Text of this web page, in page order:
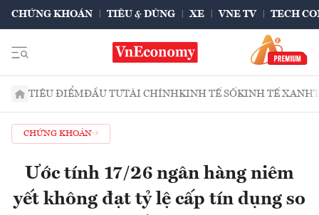
CHỨNG KHOÁN TIÊU & DÙNG XE VNE TV TECH
TIÊU ĐIỂMĐẦU TƯTÀI CHÍNHKINH TẾ SỐKINH TẾ XANH
CHỨNG KHOÁN
Ước tính 17/26 ngân hàng niêm
yết không đạt tỷ lệ cấp tín dụng so